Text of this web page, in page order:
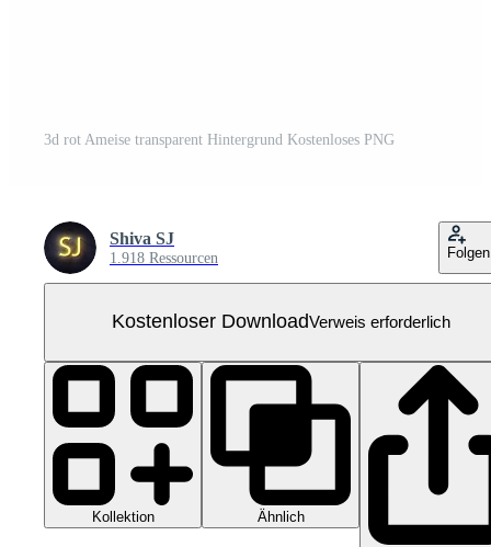
3d rot Ameise transparent Hintergrund Kostenloses PNG
Shiva SJ
1.918 Ressourcen Folgen
Kostenloser DownloadVerweis erforderlich
Kollektion Ähnlich